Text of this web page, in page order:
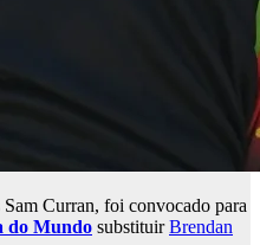
Curran, foi convocado para
do Mundo substituirBrendan